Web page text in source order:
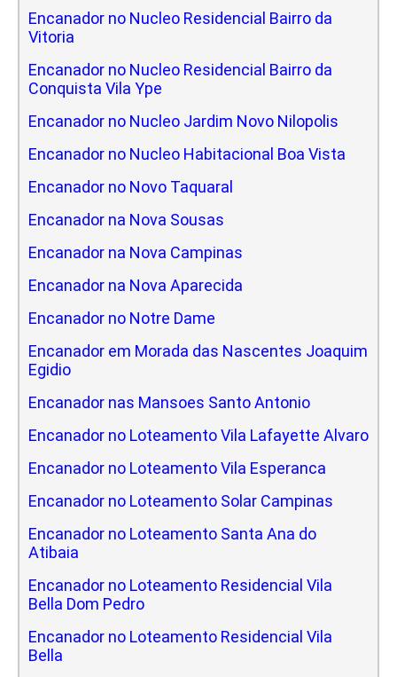
Encanador no Nucleo Residencial Bairro da
Vitoria
Encanador no Nucleo Residencial Bairro da
Conquista Vila Ype
Encanador no Nucleo Jardim Novo Nilopolis
Encanador no Nucleo Habitacional Boa Vista
Encanador no Novo Taquaral
Encanador na Nova Sousas
Encanador na Nova Campinas
Encanador na Nova Aparecida
Encanador no Notre Dame
Encanador em Morada das Nascentes Joaquim
Egidio
Encanador nas Mansoes Santo Antonio
Encanador no Loteamento Vila Lafayette Alvaro
Encanador no Loteamento Vila Esperanca
Encanador no Loteamento Solar Campinas
Encanador no Loteamento Santa Ana do
Atibaia
Encanador no Loteamento Residencial Vila
Bella Dom Pedro
Encanador no Loteamento Residencial Vila
Bella